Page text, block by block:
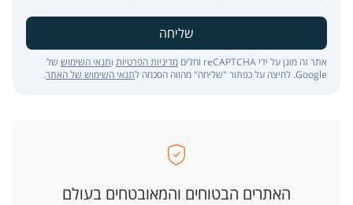
שליחה
אתר זה מוגן על ידי reCAPTCHA וחלים מדיניות הפרטיות ותנאי השימוש של
Google. לחיצה על כפתור "שליחה" מהווה הסכמה ל
תנאי השימוש של האתר.
האתרים הבטוחים והמאובטחים בעולם